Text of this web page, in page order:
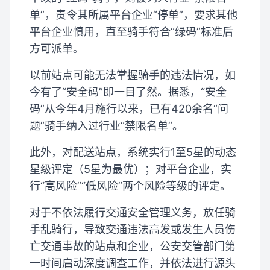
单”，责令其所属平台企业“停单”，要求其他
平台企业慎用，直至骑手符合“绿码”标准后
方可派单。
以前站点可能无法掌握骑手的违法情况，如
今有了“安全码”即一目了然。据悉，“安全
码”从今年4月施行以来，已有420余名“问
题”骑手纳入过行业“禁限名单”。
此外，对配送站点，系统实行1至5星的动态
星级评定（5星为最优）；对平台企业，实
行“高风险”“低风险”两个风险等级的评定。
对于不依法履行交通安全管理义务，放任骑
手乱骑行，导致交通违法高发或发生人员伤
亡交通事故的站点和企业，公安交管部门第
一时间启动深度调查工作，并依法进行源头